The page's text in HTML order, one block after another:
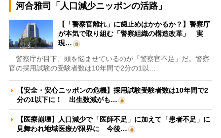
河合雅司「人口減少ニッポンの活路」
【「警察官離れ」に歯止めはかかるか？】警察庁
が本気で取り組む「警察組織の構造改革」 実
現…
警察庁が目下、頭を悩ませているのが「警察官不足」だ。警察
官の採用試験の受験者数は10年間で2分の1以…
【安全・安心ニッポンの危機】採用試験受験者数は10年間で2
分の1以下に！ 出生数減がも…
【医療崩壊】人口減少で「医師不足」に加えて「患者不足」に
見舞われ地域医療が限界に 今後…